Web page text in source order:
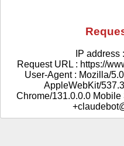
IP
Request URL : https://
User-Agent : Mozilla/
AppleWebKit/
Chrome/131.0.0.0